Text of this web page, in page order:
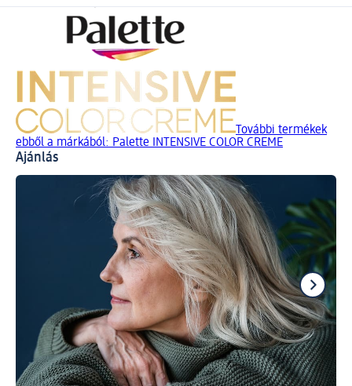
További termékek
ebből a márkából: Palette INTENSIVE COLOR CREME
Ajánlás